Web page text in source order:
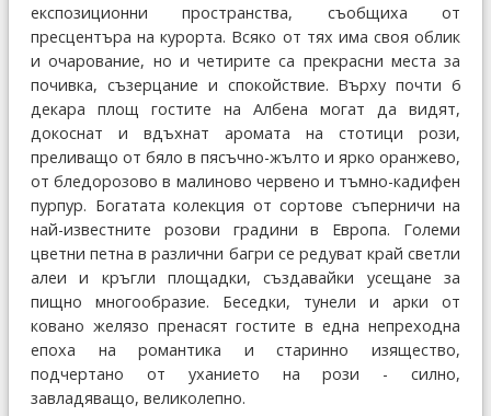
експозиционни пространства, съобщиха от
пресцентъра на курорта. Всяко от тях има своя облик
и очарование, но и четирите са прекрасни места за
почивка, съзерцание и спокойствие. Върху почти 6
декара площ гостите на Албена могат да видят,
докоснат и вдъхнат аромата на стотици рози,
преливащо от бяло в пясъчно-жълто и ярко оранжево,
от бледорозово в малиново червено и тъмно-кадифен
пурпур. Богатата колекция от сортове съперничи на
най-известните розови градини в Европа. Големи
цветни петна в различни багри се редуват край светли
алеи и кръгли площадки, създавайки усещане за
пищно многообразие. Беседки, тунели и арки от
ковано желязо пренасят гостите в една непреходна
епоха на романтика и старинно изящество,
подчертано от уханието на рози - силно,
завладяващо, великолепно.